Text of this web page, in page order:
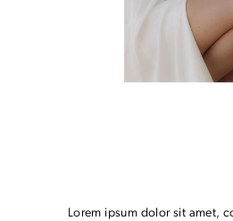
Lorem ipsum dolor sit amet,